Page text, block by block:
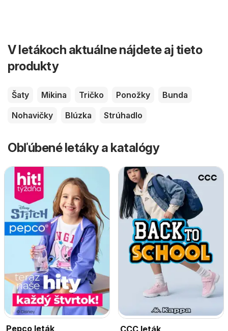
V letákoch aktuálne nájdete aj tieto
produkty
Šaty Mikina Tričko Ponožky
Bunda
Nohavičky
Blúzka Strúhadlo
Obľúbené letáky a katalógy
Pepco leták CCC leták